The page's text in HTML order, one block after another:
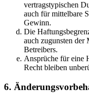
vertragstypischen
auch für mittelbare
Gewinn.
Die
auch zugunsten der
Betreibers.
Ansprüche für eine
Recht bleiben
6.